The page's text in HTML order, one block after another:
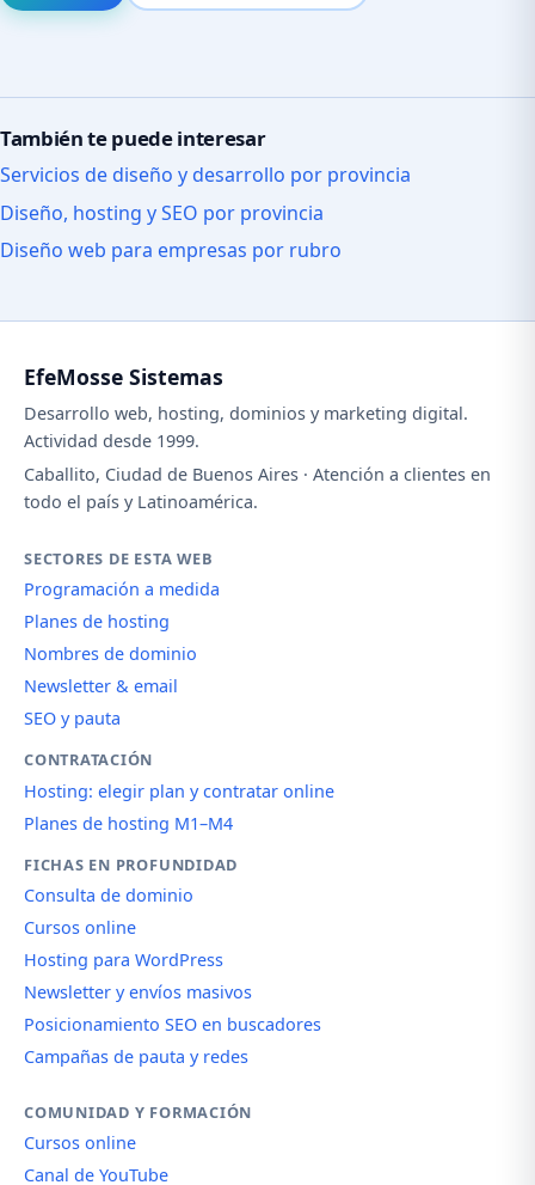
También te puede interesar
Servicios de diseño y desarrollo por provincia
Diseño, hosting y SEO por provincia
Diseño web para empresas por rubro
EfeMosse Sistemas
Desarrollo web, hosting, dominios y marketing digital.
Actividad desde 1999.
Caballito, Ciudad de Buenos Aires · Atención a clientes en
todo el país y Latinoamérica.
SECTORES DE ESTA WEB
Programación a medida
Planes de hosting
Nombres de dominio
Newsletter & email
SEO y pauta
CONTRATACIÓN
Hosting: elegir plan y contratar online
Planes de hosting M1–M4
FICHAS EN PROFUNDIDAD
Consulta de dominio
Cursos online
Hosting para WordPress
Newsletter y envíos masivos
Posicionamiento SEO en buscadores
Campañas de pauta y redes
COMUNIDAD Y FORMACIÓN
Cursos online
Canal de YouTube